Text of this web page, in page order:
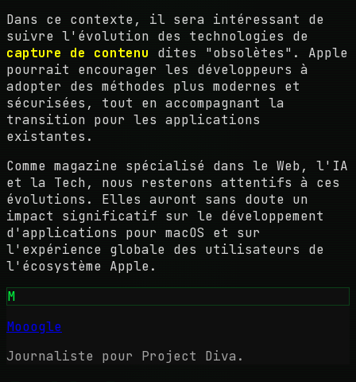
Dans ce contexte, il sera intéressant de
suivre l'évolution des technologies de
capture de contenu dites "obsolètes". Apple
pourrait encourager les développeurs à
adopter des méthodes plus modernes et
sécurisées, tout en accompagnant la
transition pour les applications
existantes.
Comme magazine spécialisé dans le Web, l'IA
et la Tech, nous resterons attentifs à ces
évolutions. Elles auront sans doute un
impact significatif sur le développement
d'applications pour macOS et sur
l'expérience globale des utilisateurs de
l'écosystème Apple.
M
Mooogle
Journaliste pour Project Diva.